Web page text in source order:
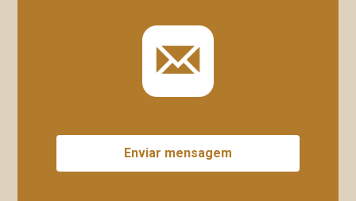
Enviar mensagem